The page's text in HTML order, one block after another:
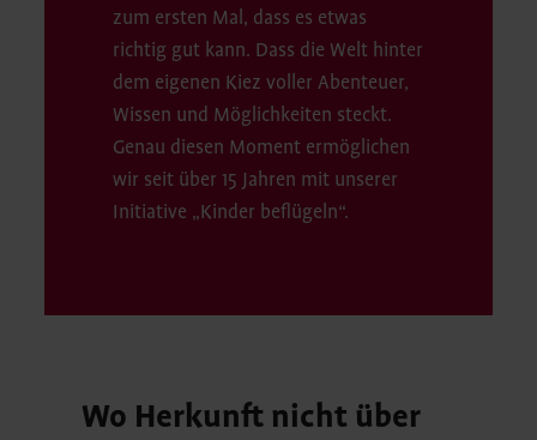
zum ersten Mal, dass es etwas
richtig gut kann. Dass die Welt hinter
dem eigenen Kiez voller Abenteuer,
Wissen und Möglichkeiten steckt.
Genau diesen Moment ermöglichen
wir seit über 15 Jahren mit unserer
Initiative „Kinder beflügeln“.
Wo Herkunft nicht über